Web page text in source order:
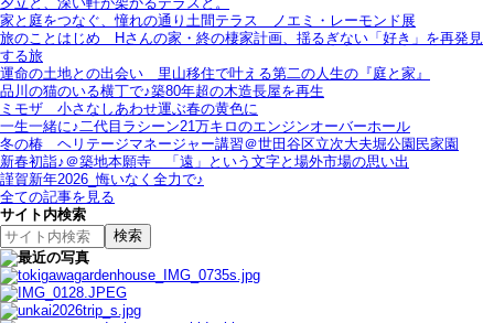
家と庭をつなぐ、憧れの通り土間テラス＿ノエミ・レーモンド展
旅のことはじめ＿Hさんの家・終の棲家計画、揺るぎない「好き」を再発見
する旅
運命の土地との出会い＿里山移住で叶える第二の人生の『庭と家』
品川の猫のいる横丁で♪築80年超の木造長屋を再生
ミモザ＿小さなしあわせ運ぶ春の黄色に
一生一緒に♪二代目ラシーン21万キロのエンジンオーバーホール
冬の椿＿ヘリテージマネージャー講習＠世田谷区立次大夫堀公園民家園
新春初詣♪＠築地本願寺＿「遠」という文字と場外市場の思い出
謹賀新年2026_悔いなく全力で♪
全ての記事を見る
サイト内検索